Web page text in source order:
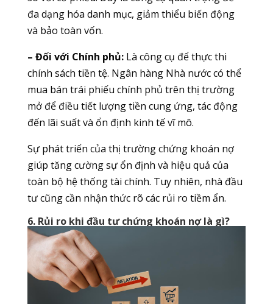
đa dạng hóa danh mục, giảm thiểu biến động
và bảo toàn vốn.
– Đối với Chính phủ:Là công cụ để thực thi
chính sách tiền tệ. Ngân hàng Nhà nước có thể
mua bán trái phiếu chính phủ trên thị trường
mở để điều tiết lượng tiền cung ứng, tác động
đến lãi suất và ổn định kinh tế vĩ mô.
Sự phát triển của thị trường chứng khoán nợ
giúp tăng cường sự ổn định và hiệu quả của
toàn bộ hệ thống tài chính. Tuy nhiên, nhà đầu
tư cũng cần nhận thức rõ các rủi ro tiềm ẩn.
6. Rủi ro khi đầu tư chứng khoán nợ là gì?